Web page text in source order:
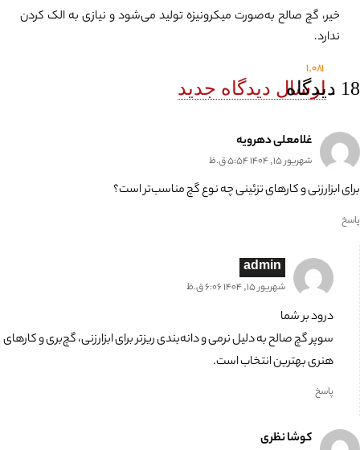
خیر، گچ صالح به‌صورت میکرونیزه تولید می‌شود و نیازی به الک کردن
ندارد.
1,081
18 دیدگاه
. ارسال دیدگاه جدید
غلامعلی دهرویه
شهریور 15, 1404 5:54 ق.ظ
برای ابزارزنی و کارهای تزئینی چه نوع گچ مناسب‌تر است؟
پاسخ
admin
شهریور 15, 1404 6:06 ق.ظ
درود بر شما
سوپر گچ صالح به دلیل نرمی و دانه‌بندی ریزتر برای ابزارزنی، گچ‌بری و کارهای
هنری بهترین انتخاب است.
پاسخ
کوشا نظری